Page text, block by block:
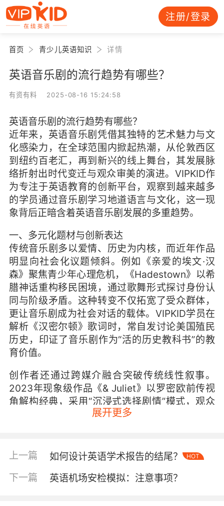
注册/登录
首页 青少儿英语知识 详情
英语音乐剧的流行趋势有哪些？
有资有料 2025-08-16 15:24:58
英语音乐剧的流行趋势有哪些？
近年来，英语音乐剧凭借其独特的艺术魅力与文
化感染力，在全球范围内掀起热潮，从伦敦西区
到纽约百老汇，再到新兴的线上舞台，其发展脉
络折射出时代变迁与观众审美的演进。VIPKID作
为专注于英语教育的创新平台，观察到越来越多
的学员通过音乐剧学习地道语言与文化，这一现
象背后正暗含着英语音乐剧发展的多重趋势。
一、多元化题材与创新表达
传统音乐剧多以爱情、历史为内核，而近年作品
明显向社会化议题倾斜。例如《亲爱的埃文·汉
森》聚焦青少年心理危机，《Hadestown》以希
腊神话重构移民困境，通过歌舞形式探讨身份认
同与阶级矛盾。这种转变不仅拓宽了受众群体，
更让音乐剧成为社会对话的载体。VIPKID学员在
解析《汉密尔顿》歌词时，常自发讨论美国殖民
历史，印证了音乐剧作为“活的历史教科书”的教
育价值。
创作者还通过跨媒介融合突破传统线性叙事。
2023年现象级作品《& Juliet》以罗密欧前传视
角解构经典，采用“沉浸式选择剧情”模式，观众
投票决定主角命运。这种互动设计既迎合Z世代参
的角色扮演课程参与率提升40%，学员在模拟投
展开更多
上一篇 如何设计英语学术报告的结尾？ HOT
下一篇 英语机场安检模拟：注意事项？